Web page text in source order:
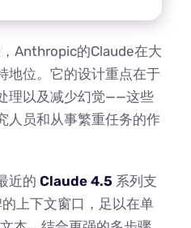
Anthropic的Claude在大
地位。它的设计重点在于
理以及减少幻觉——这些
人员和从事繁重任务的作
近的 Claude 4.5 系列支
上下文窗口，足以在单